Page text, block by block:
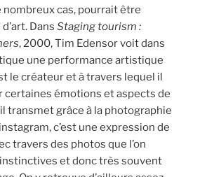
nombreux cas, pourrait être
Dans Staging tourism :
, 2000, Tim Edensor voit dans
une performance artistique
le créateur et à travers lequel il
certaines émotions et aspects de
transmet grâce à la photographie
c’est une expression de
travers des photos que l’on
et donc très souvent